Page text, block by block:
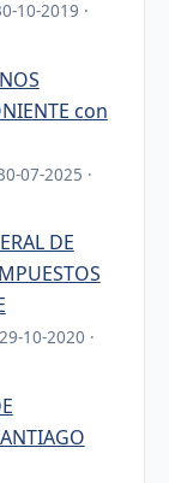
10-2019 ·
con
07-2025 ·
DE
10-2020 ·